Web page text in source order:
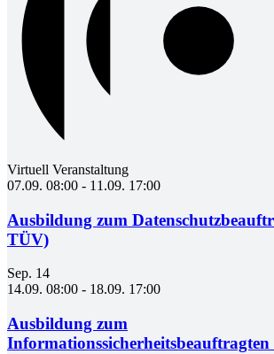
Virtuell Veranstaltung
07.09. 08:00 - 11.09. 17:00
Ausbildung zum
TÜV)
Sep. 14
14.09. 08:00 - 18.09. 17:00
Ausbildung zum